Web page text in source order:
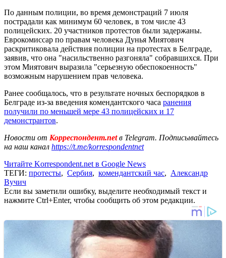
По данным полиции, во время демонстраций 7 июля
пострадали как минимум 60 человек, в том числе 43
полицейских. 20 участников протестов были задержаны.
Еврокомиссар по правам человека Дунья Миятович
раскритиковала действия полиции на протестах в Белграде,
заявив, что она "насильственно разгоняла" собравшихся. При
этом Миятович выразила "серьезную обеспокоенность"
возможным нарушением прав человека.
Ранее сообщалось, что в результате ночных беспорядков в
Белграде из-за введения комендантского часа ранения
получили по меньшей мере 43 полицейских и 17
демонстрантов.
Новости от Корреспондент.netв Telegram. Подписывайтесь
на наш канал https://t.me/korrespondentnet
Читайте Korrespondent.net в Google News
ТЕГИ: протесты, Сербия, комендантский час, Александр
Вучич
Если вы заметили ошибку, выделите необходимый текст и
нажмите Ctrl+Enter, чтобы сообщить об этом редакции.